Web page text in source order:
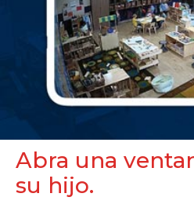
Abra una
su hijo.